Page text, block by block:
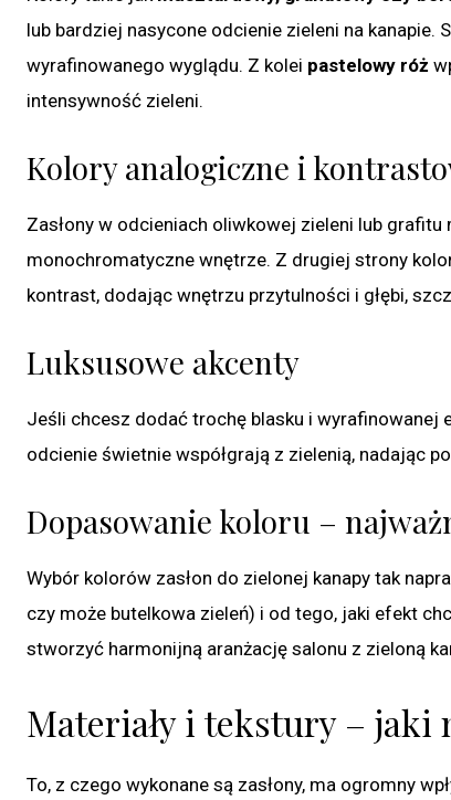
lub bardziej nasycone odcienie zieleni na kanapie.
wyrafinowanego wyglądu. Z kolei pastelowy róż
intensywność zieleni.
Kolory analogiczne i
Zasłony w odcieniach oliwkowej zieleni lub
monochromatyczne wnętrze. Z drugiej strony
kontrast, dodając wnętrzu przytulności i głębi,
Luksusowe akcenty
Jeśli chcesz dodać trochę blasku i wyrafinowanej
odcienie świetnie współgrają z zielenią, nadając
Dopasowanie koloru –
Wybór kolorów zasłon do zielonej kanapy tak
czy może butelkowa zieleń) i od tego, jaki efekt
stworzyć harmonijną aranżację salonu z zieloną
Materiały i tekstury – jaki
To, z czego wykonane są zasłony, ma ogromny